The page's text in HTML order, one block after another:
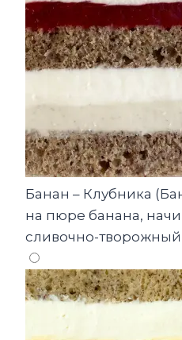
Банан – Клубника
на пюре банана,
сливочно-